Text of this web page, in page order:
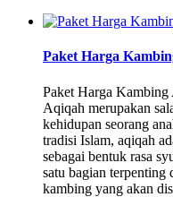
Paket Harga
Paket Harga
Aqiqah merupakan
kehidupan seorang
tradisi Islam, aqiqah
sebagai bentuk rasa
satu bagian terpenting
kambing yang akan